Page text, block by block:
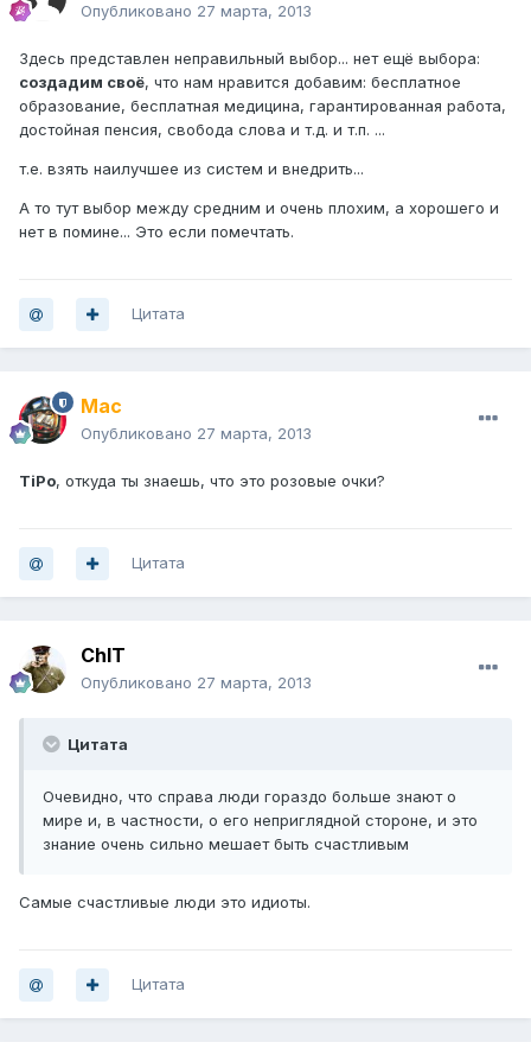
Опубликовано 27 марта, 2013
Здесь представлен неправильный выбор... нет ещё выбора:
создадим своё, что нам нравится добавим: бесплатное
образование, бесплатная медицина, гарантированная работа,
достойная пенсия, свобода слова и т.д. и т.п. ...
т.е. взять наилучшее из систем и внедрить...
А то тут выбор между средним и очень плохим, а хорошего и
нет в помине... Это если помечтать.
Цитата
Mac
Опубликовано 27 марта, 2013
TiPo, откуда ты знаешь, что это розовые очки?
Цитата
ChIT
Опубликовано 27 марта, 2013
Цитата
Очевидно, что справа люди гораздо больше знают о
мире и, в частности, о его неприглядной стороне, и это
знание очень сильно мешает быть счастливым
Самые счастливые люди это идиоты.
Цитата